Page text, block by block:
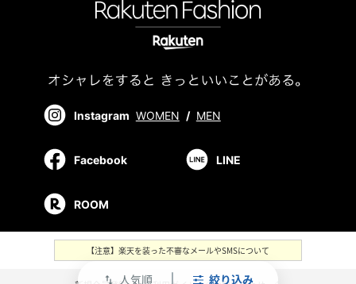
swap_vert 人気順 絞り込み
Instagram WOMEN / MEN
Facebook LINE
ROOM
【注意】楽天を装った不審なメールやSMSについて